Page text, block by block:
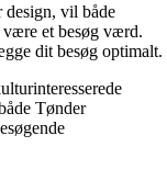
design, vil både
et besøg værd.
dit besøg optimalt.
Tønder